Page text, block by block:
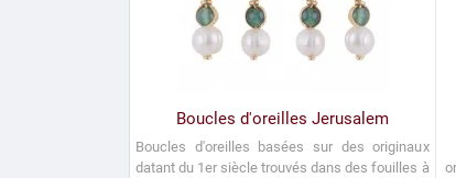
Boucles d'oreilles Jerusalem
Boucles d'oreilles basées sur des originaux
datant du 1er siècle trouvés dans des fouilles à